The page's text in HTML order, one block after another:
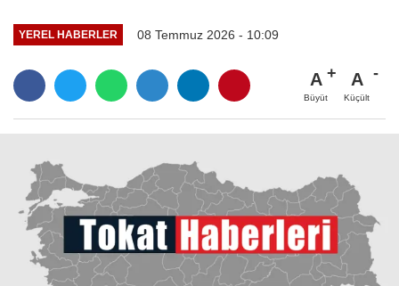
YEREL HABERLER 08 Temmuz 2026 - 10:09
A
Büyüt
A
Küçült